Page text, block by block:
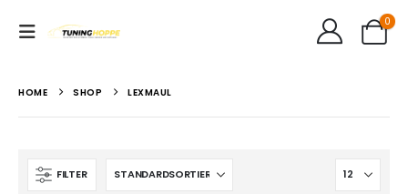
0
HOME SHOP LEXMAUL
FILTER